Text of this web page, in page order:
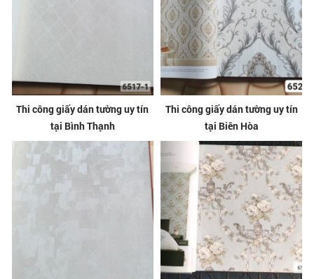
Thi công giấy dán tường uy tín
tại Bình Thạnh
Thi công giấy dán tường uy tín
tại Biên Hòa